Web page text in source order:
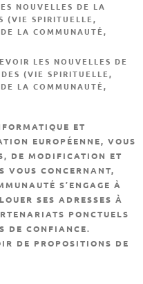
NOUVELLES DE LA
(VIE SPIRITUELLE,
LA COMMUNAUTÉ,
LES NOUVELLES DE
(VIE SPIRITUELLE,
LA COMMUNAUTÉ,
ET
EUROPÉENNE, VOUS
DE MODIFICATION ET
VOUS CONCERNANT,
S’ENGAGE À
SES ADRESSES À
PONCTUELS
DE CONFIANCE.
DE PROPOSITIONS DE